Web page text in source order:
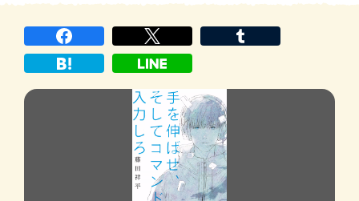
で〝配偶者〟の意味（著者によれば、コン
タクトと同じく、「コン」にアクセントが